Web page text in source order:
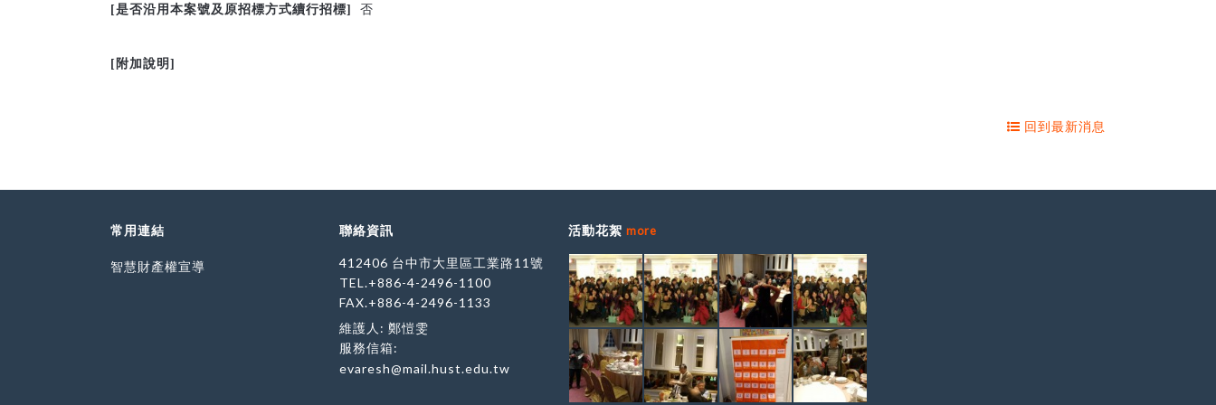
[是否沿用本案號及原招標方式續行招標] 否
[ 附加說明]
回到最新消息
常用連結
智慧財產權宣導
聯絡資訊
412406 台中市大里區工業路11號
TEL.+886-4-2496-1100
FAX.+886-4-2496-1133
維護人: 鄭愷雯
服務信箱:
evaresh@mail.hust.edu.tw
活動花絮 more